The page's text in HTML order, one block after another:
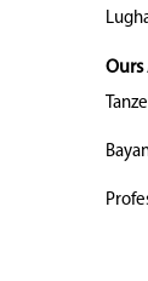
Ours